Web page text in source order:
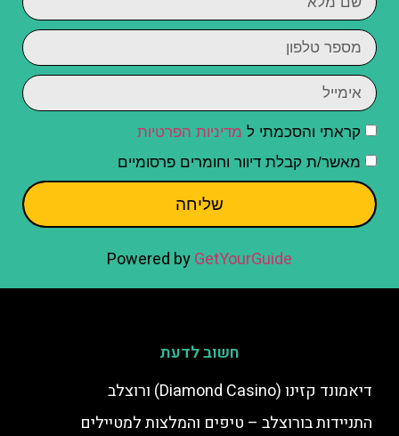
קראתי והסכמתי ל מדיניות הפרטיות
מאשר/ת קבלת דיוור וחומרים פרסומיים
שליחה
Powered byGetYourGuide
חשוב לדעת
דיאמונד קזינו (Diamond Casino) ורוצלב
התניידות בורוצלב – טיפים והמלצות למטיילים